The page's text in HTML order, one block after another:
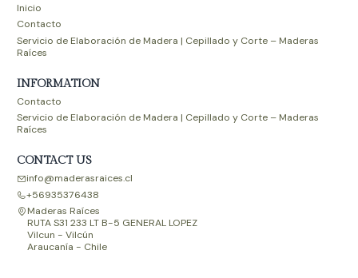
Inicio
Contacto
Servicio de Elaboración de Madera | Cepillado y Corte – Maderas
Raíces
INFORMATION
Contacto
Servicio de Elaboración de Madera | Cepillado y Corte – Maderas
Raíces
CONTACT US
info@maderasraices.cl
+56935376438
Maderas Raíces
RUTA S31 233 LT B-5 GENERAL LOPEZ
Vilcun - Vilcún
Araucanía - Chile